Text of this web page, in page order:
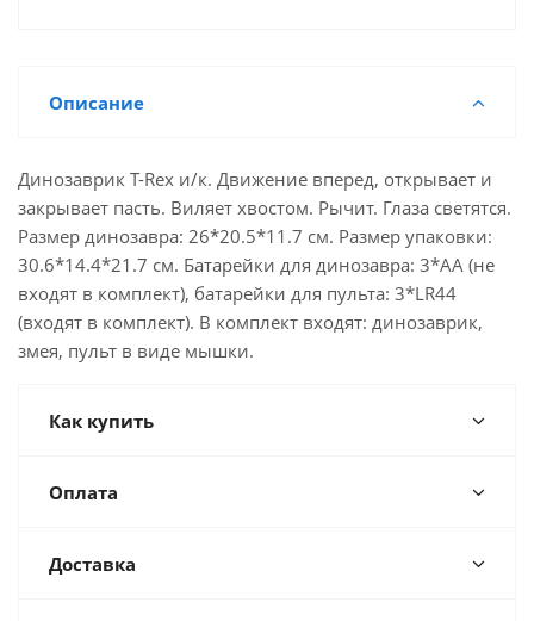
Описание
Динозаврик T-Rex и/к. Движение вперед, открывает и
закрывает пасть. Виляет хвостом. Рычит. Глаза светятся.
Размер динозавра: 26*20.5*11.7 см. Размер упаковки:
30.6*14.4*21.7 см. Батарейки для динозавра: 3*АА (не
входят в комплект), батарейки для пульта: 3*LR44
(входят в комплект). В комплект входят: динозаврик,
змея, пульт в виде мышки.
Как купить
Оплата
Доставка